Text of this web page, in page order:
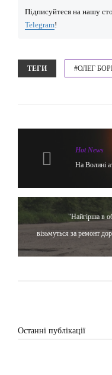
Підписуйтеся на нашу
Telegram!
ТЕГИ #ОЛЕГ
Hot News
На Волині
"Найгірша в
візьмуться за ремонт
Останні публікації